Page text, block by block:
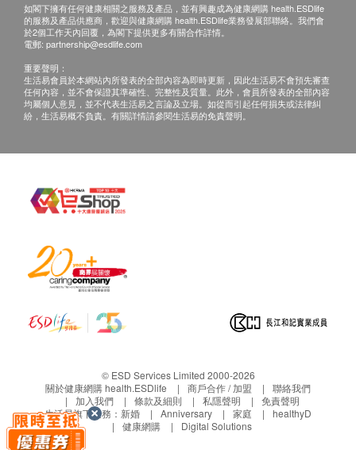
不使用時，將Dyson Corrale™矯直機放置在擴展
塢中以及在各部分之間放置，以延長運行時間。
閒置10分鐘後關閉，以增加安心感，並且板鎖定後
可立即使用。
通用電壓和飛行就緒功能使您可以使用矯直機出國
旅行。
戴森 Dyson Corrale™ 直髮造型器
尺寸：292 x 45 mm (長/寬)
電源：200W (最大)
電壓：10.8V - 16.8V
3段溫度調節：165℃; 185℃; 210℃
充電座: 有
360ᵒ 磁力電線: 有
包裝闊度: 136mm
包裝長度: 359.5mm
如閣下擁有任何健康相關之服務及產品，並有興趣成為健康網購 health.ESDlife
的服務及產品供應商，歡迎與健康網購 health.ESDlife業務發展部聯絡。我們會
於2個工作天內回覆，為閣下提供更多有關合作詳情。
電郵: partnership@esdlife.com
重要聲明：
生活易會員於本網站內所發表的全部內容為即時更新，因此生活易不會預先審查
任何內容，並不會保證其準確性、完整性及質量。此外，會員所發表的全部內容
均屬個人意見，並不代表生活易之言論及立場。如從而引起任何損失或法律糾
紛，生活易概不負責。有關詳情請參閱生活易的免責聲明。
© ESD Services Limited 2000-2026
關於健康網購 health.ESDlife
商戶合作 / 加盟
聯絡我們
加入我們
條款及細則 私隱聲明
免責聲明
生活易旗下業務： 新婚 Anniversary 家庭
healthyD
健康網購
Digital Solutions